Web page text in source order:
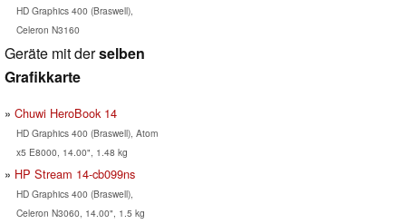
HD Graphics 400 (Braswell),
Celeron N3160
Geräte mit derselben
Grafikkarte
Chuwi HeroBook 14
HD Graphics 400 (Braswell), Atom
x5 E8000, 14.00", 1.48 kg
HP Stream 14-cb099ns
HD Graphics 400 (Braswell),
Celeron N3060, 14.00", 1.5 kg